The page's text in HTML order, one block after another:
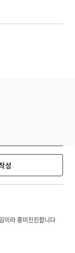
성
손놀림도 빠르고...1대1 대결 게임이라 흥미진진합니다